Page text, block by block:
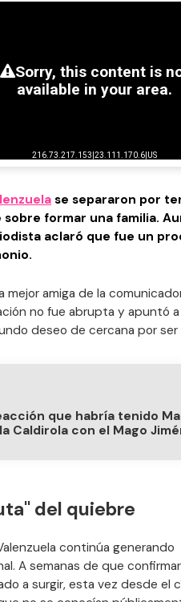
se separaron por
formar una familia.
aclaró que fue un
amiga de la
no fue abrupta y apuntó a
deseo de cercana por ser
que habría tenido
Caldirola con el Mago
del quiebre
continúa generando
A semanas de que
a surgir, esta vez desde el